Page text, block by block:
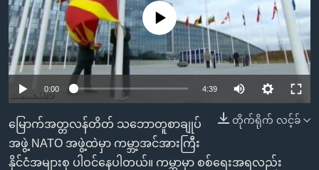
ပင်မ
အ
ညွန်း
စာမျက်နှာ
ကျော်
ကြည့်
ရန်
ရှာဖွေ
ရုပ်ရှင်ထဲက အင်္ဂလိပ်စာ
သုတပဒေသာ အင်္ဂလိပ်စာ
တီဗွီ
ရေဒီယို/တီဗွီအစီအစဉ်
Learning English
ဗွီအိုအေ လူမှုကွန်ယက်များ
ဘာသာစကားများ
No media source currently available
0:00 4:39
တိုက်ရိုက် လင့်ခ်
မြောက်အတ္တလန်တိတ် သဘောတူစာချုပ်
အဖွဲ့ NATO အဖွဲ့ထဲမှာ ကမ္ဘာ့အင်အားကြီး
နိုင်ငံအများစု ပါဝင်နေပါတယ်။ ကမ္ဘာမှာ စစ်ရေးအရလည်း